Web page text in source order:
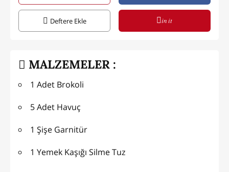
Deftere Ekle in it
MALZEMELER :
1 Adet Brokoli
5 Adet Havuç
1 Şişe Garnitür
1 Yemek Kaşığı Silme Tuz